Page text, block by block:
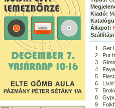
Kiadó:
Állapot:
1
Get
2
Put
3
4
5
6
7
8
9